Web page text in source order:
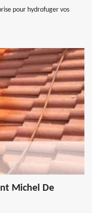
pour hydrofuger vos
Michel De